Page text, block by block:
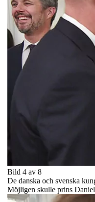
Bild 4 av 8
De danska och svenska
Möjligen skulle prins